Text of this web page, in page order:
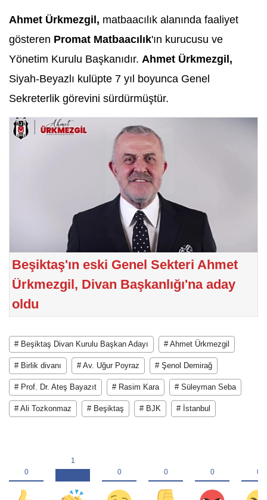
Ahmet Ürkmezgil, matbaacılık alanında faaliyet
gösteren Promat Matbaacılık'ın kurucusu ve
Yönetim Kurulu Başkanıdır. Ahmet Ürkmezgil,
Siyah-Beyazlı kulüpte 7 yıl boyunca Genel
Sekreterlik görevini sürdürmüştür.
Beşiktaş'ın eski Genel Sekteri Ahmet
Ürkmezgil, Divan Başkanlığı'na aday
oldu
# Beşiktaş Divan Kurulu Başkan Adayı # Ahmet Ürkmezgil
# Birlik divanı # Av. Uğur Poyraz # Şenol Demirağ
# Prof. Dr. Ateş Bayazıt # Rasim Kara # Süleyman Seba
# Ali Tozkonmaz # Beşiktaş # BJK # İstanbul